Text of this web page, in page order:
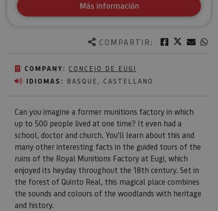
COMPARTIR: Facebook
Twitter
COMPANY: CONCEJO DE EUGI
IDIOMAS: BASQUE, CASTELLANO
Can you imagine a former munitions factory in which
up to 500 people lived at one time? It even had a
school, doctor and church. You'll learn about this and
many other interesting facts in the guided tours of the
ruins of the Royal Munitions Factory at Eugi, which
enjoyed its heyday throughout the 18th century. Set in
the forest of Quinto Real, this magical place combines
the sounds and colours of the woodlands with heritage
and history.
Más información